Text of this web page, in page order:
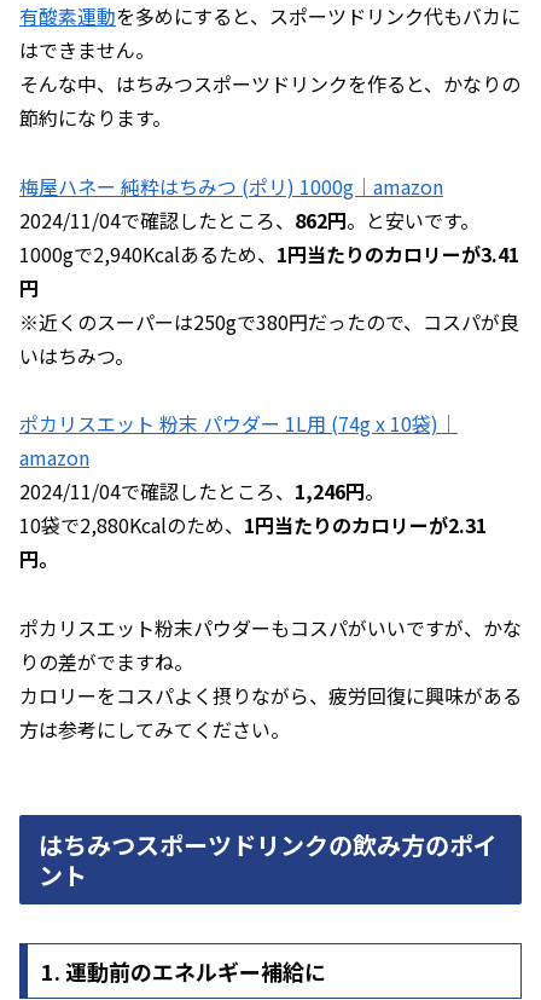
有酸素運動を多めにすると、スポーツドリンク代もバカに
はできません。
そんな中、はちみつスポーツドリンクを作ると、かなりの
節約になります。
梅屋ハネー 純粋はちみつ (ポリ) 1000g｜amazon
2024/11/04で確認したところ、 862円。と安いです。
1000gで2,940Kcalあるため、 1円当たりのカロリーが3.41
円
※近くのスーパーは250gで380円だったので、コスパが良
いはちみつ。
ポカリスエット 粉末 パウダー 1L用 (74g x 10袋)｜
amazon
2024/11/04で確認したところ、 1,246円。
10袋で2,880Kcalのため、 1円当たりのカロリーが2.31
円。
ポカリスエット粉末パウダーもコスパがいいですが、かな
りの差がでますね。
カロリーをコスパよく摂りながら、疲労回復に興味がある
方は参考にしてみてください。
はちみつスポーツドリンクの飲み方のポイ
ント
1. 運動前のエネルギー補給に